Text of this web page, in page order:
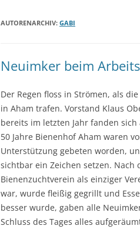
AUTORENARCHIV: GABI
Neuimker beim
Der Regen floss in Strömen, als
in Aham trafen. Vorstand Klaus
bereits im letzten Jahr fanden
50 Jahre Bienenhof Aham waren
Unterstützung gebeten worden,
sichtbar ein Zeichen setzen.
Bienenzuchtverein als einziger
war, wurde fleißig gegrillt und
besser wurde, gaben alle
Schluss des Tages alles